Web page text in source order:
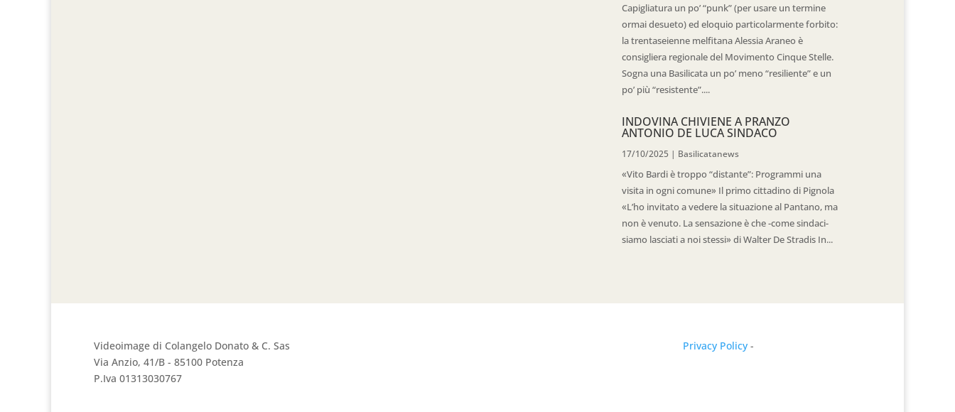
Capigliatura un po’ “punk” (per usare un termine
ormai desueto) ed eloquio particolarmente forbito:
la trentaseienne melfitana Alessia Araneo è
consigliera regionale del Movimento Cinque Stelle.
Sogna una Basilicata un po’ meno “resiliente” e un
po’ più “resistente”....
INDOVINA CHIVIENE A PRANZO
ANTONIO DE LUCA SINDACO
17/10/2025 | Basilicatanews
«Vito Bardi è troppo “distante”: Programmi una
visita in ogni comune» Il primo cittadino di Pignola
«L’ho invitato a vedere la situazione al Pantano, ma
non è venuto. La sensazione è che -come sindaci-
siamo lasciati a noi stessi» di Walter De Stradis In...
Videoimage di Colangelo Donato & C. Sas
Via Anzio, 41/B - 85100 Potenza
P.Iva 01313030767
Privacy Policy-